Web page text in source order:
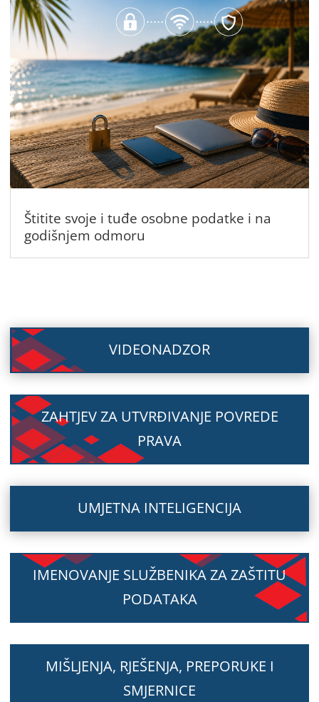
Štitite svoje i tuđe osobne podatke i na
godišnjem odmoru
VIDEONADZOR
ZAHTJEV ZA UTVRĐIVANJE POVREDE
PRAVA
UMJETNA INTELIGENCIJA
IMENOVANJE SLUŽBENIKA ZA ZAŠTITU
PODATAKA
MIŠLJENJA, RJEŠENJA, PREPORUKE I
SMJERNICE